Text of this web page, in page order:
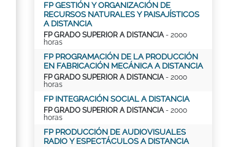
FP GESTIÓN Y ORGANIZACIÓN DE
RECURSOS NATURALES Y PAISAJÍSTICOS
A DISTANCIA
FP GRADO SUPERIOR A DISTANCIA- 2000
horas
FP PROGRAMACIÓN DE LA PRODUCCIÓN
EN FABRICACIÓN MECÁNICA A DISTANCIA
FP GRADO SUPERIOR A DISTANCIA- 2000
horas
FP INTEGRACIÓN SOCIAL A DISTANCIA
FP GRADO SUPERIOR A DISTANCIA- 2000
horas
FP PRODUCCIÓN DE AUDIOVISUALES
RADIO Y ESPECTÁCULOS A DISTANCIA